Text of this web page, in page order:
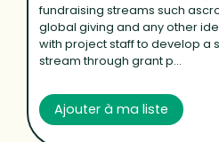
fundraising streams such
global giving and any other
with project staff to develop a
stream through grant p...
Ajouter à ma liste